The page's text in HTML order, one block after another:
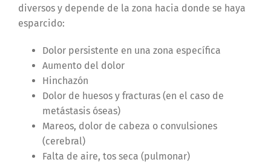
diversos y depende de la zona hacia donde se haya
esparcido:
Dolor persistente en una zona específica
Aumento del dolor
Hinchazón
Dolor de huesos y fracturas (en el caso de
metástasis óseas)
Mareos, dolor de cabeza o convulsiones
(cerebral)
Falta de aire, tos seca (pulmonar)